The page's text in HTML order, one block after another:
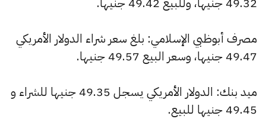
مصرف أبوظبي الإسلامي: بلغ سعر شراء الدولار الأمريكي
49.47 جنيها، وسعر البيع 49.57 جنيها.
ميد بنك: الدولار الأمريكي يسجل 49.35 جنيها للشراء و
49.45 جنيها للبيع.